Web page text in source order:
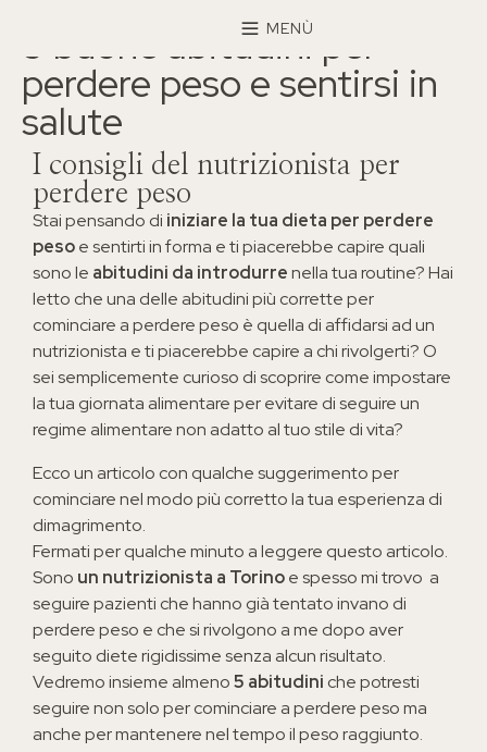
MENÙ
5 buone abitudini per
perdere peso e sentirsi in
salute
I consigli del nutrizionista per
perdere peso
Stai pensando di iniziare la tua dieta per perdere
pesoe sentirti in forma e ti piacerebbe capire quali
sono le abitudini da introdurrenella tua routine? Hai
letto che una delle abitudini più corrette per
cominciare a perdere peso è quella di affidarsi ad un
nutrizionista e ti piacerebbe capire a chi rivolgerti? O
sei semplicemente curioso di scoprire come impostare
la tua giornata alimentare per evitare di seguire un
regime alimentare non adatto al tuo stile di vita?
Ecco un articolo con qualche suggerimento per
cominciare nel modo più corretto la tua esperienza di
dimagrimento.
Fermati per qualche minuto a leggere questo articolo.
Sono un nutrizionista a Torinoe spesso mi trovo a
seguire pazienti che hanno già tentato invano di
perdere peso e che si rivolgono a me dopo aver
seguito diete rigidissime senza alcun risultato.
Vedremo insieme almeno5 abitudini che potresti
seguire non solo per cominciare a perdere peso ma
anche per mantenere nel tempo il peso raggiunto.